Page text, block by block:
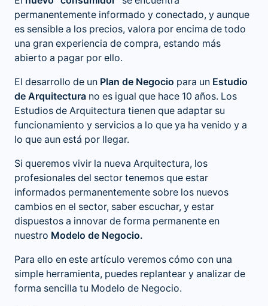
permanentemente informado y conectado, y aunque
es sensible a los precios, valora por encima de todo
una gran experiencia de compra, estando más
abierto a pagar por ello.
El desarrollo de un Plan de Negocio para un Estudio
de Arquitectura no es igual que hace 10 años. Los
Estudios de Arquitectura tienen que adaptar su
funcionamiento y servicios a lo que ya ha venido y a
lo que aun está por llegar.
Si queremos vivir la nueva Arquitectura, los
profesionales del sector tenemos que estar
informados permanentemente sobre los nuevos
cambios en el sector, saber escuchar, y estar
dispuestos a innovar de forma permanente en
nuestro Modelo de Negocio.
Para ello en este artículo veremos cómo con una
simple herramienta, puedes replantear y analizar de
forma sencilla tu Modelo de Negocio.